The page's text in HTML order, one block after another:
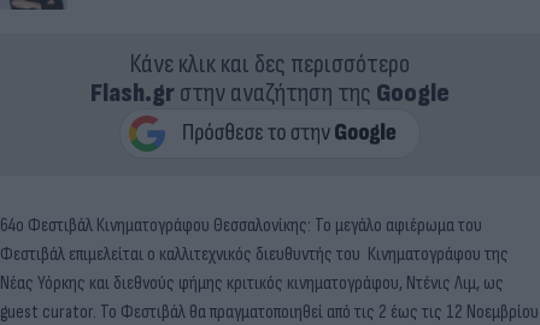
Κάνε κλικ και δες περισσότερο
Flash.grστην αναζήτηση της Google
64ο Φεστιβάλ Κινηματογράφου Θεσσαλονίκης: Το μεγάλο αφιέρωμα του
Φεστιβάλ επιμελείται ο καλλιτεχνικός διευθυντής του Κινηματογράφου της
Νέας Υόρκης και διεθνούς φήμης κριτικός κινηματογράφου, Ντένις Λιμ, ως
guest curator. Το Φεστιβάλ θα πραγματοποιηθεί από τις 2 έως τις 12 Νοεμβρίου